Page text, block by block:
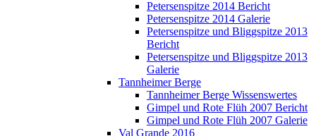
Petersenspitze 2014 Bericht
Petersenspitze 2014 Galerie
Petersenspitze und Bliggspitze 2013
Bericht
Petersenspitze und Bliggspitze 2013
Galerie
Tannheimer Berge
Tannheimer Berge Wissenswertes
Gimpel und Rote Flüh 2007 Bericht
Gimpel und Rote Flüh 2007 Galerie
Val Grande 2016